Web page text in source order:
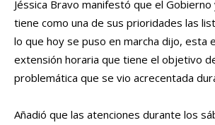
Jéssica Bravo manifestó que el
tiene como una de sus prioridades las
lo que hoy se puso en marcha dijo, esta
extensión horaria que tiene el objetivo
problemática que se vio acrecentada
Añadió que las atenciones durante los